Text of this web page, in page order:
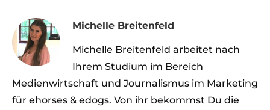
Michelle Breitenfeld
Michelle Breitenfeld arbeitet nach
Ihrem Studium im Bereich
Medienwirtschaft und Journalismus im Marketing
für ehorses & edogs. Von ihr bekommst Du die